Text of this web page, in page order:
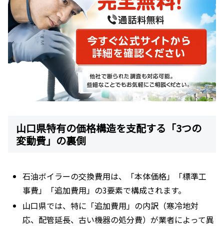
山口県特有の価格構造を支配する「3つの
変動費」の裏側
石油ボイラーの交換費用は、「本体価格」「標準工
事費」「追加費用」の3要素で構成されます。
山口県では、特に「追加費用」の内訳（寒冷地対
応、配管延長、古い機器の処分費）が業者によって異